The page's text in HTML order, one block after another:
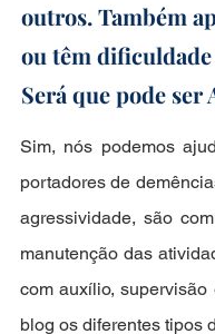
outros. Também
ou têm
Será que pode ser
Sim, nós podemos
portadores de
agressividade, são
manutenção das
com auxílio,
blog os diferentes tipos